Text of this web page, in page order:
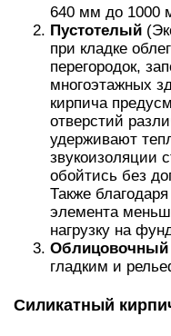
640 мм до 1000
Пустотелый
при кладке
перегородок,
многоэтажных
кирпича
отверстий
удерживают
звукоизоляции
обойтись без
Также
элемента
нагрузку на
Облицовочный
гладким и
Силикатный